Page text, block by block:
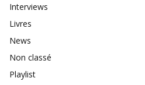
Interviews
Livres
News
Non classé
Playlist